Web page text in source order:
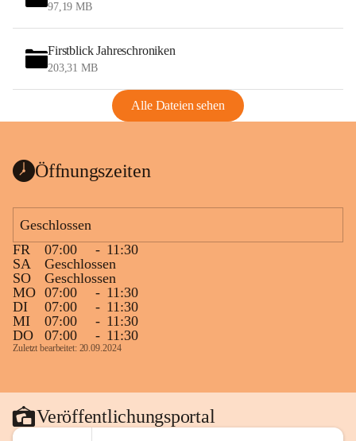
97,19 MB
Firstblick Jahreschroniken
203,31 MB
Alle Dateien sehen
Öffnungszeiten
Geschlossen
FR
07:00 - 11:30
SA
Geschlossen
SO
Geschlossen
MO 07:00 - 11:30
DI
07:00 - 11:30
MI
07:00 - 11:30
DO
07:00 - 11:30
Zuletzt bearbeitet: 20.09.2024
Veröffentlichungsportal